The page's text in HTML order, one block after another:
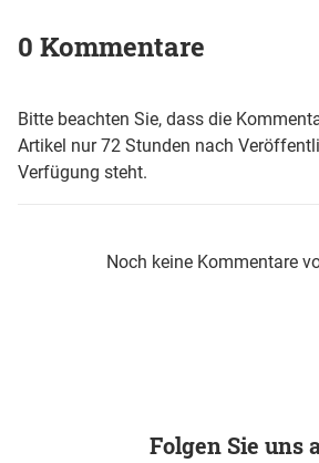
0 Kommentare
Bitte beachten Sie, dass die
Artikel nur 72 Stunden nach
Verfügung steht.
Noch keine Kommentare
Folgen Sie uns